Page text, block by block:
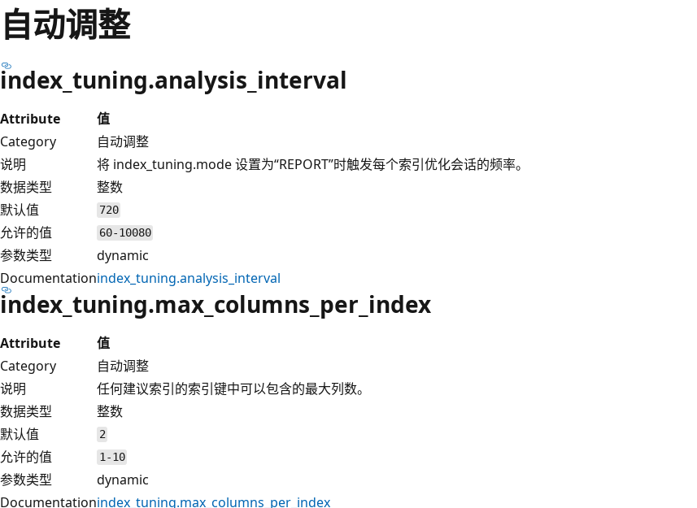
自动调整
index_tuning.analysis_interval
Attribute
值
Category
自动调整
说明
将 index_tuning.mode 设置为“REPORT”时触发每个索引优化会话的频率。
数据类型
整数
默认值
720
允许的值 60-10080
参数类型
dynamic
Documentationindex_tuning.analysis_interval
index_tuning.max_columns_per_index
Attribute
值
Category
自动调整
说明
任何建议索引的索引键中可以包含的最大列数。
数据类型
整数
默认值
2
允许的值 1-10
参数类型
dynamic
Documentationindex_tuning.max_columns_per_index